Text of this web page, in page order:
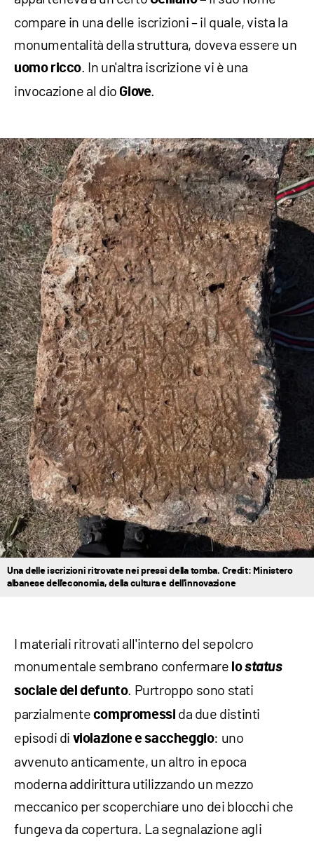
compare in una delle iscrizioni – il quale, vista la
monumentalità della struttura, doveva essere un
uomo ricco. In un'altra iscrizione vi è una
invocazione al dio Giove.
Una delle iscrizioni ritrovate nei pressi della tomba. Credit: Ministero
albanese dell'economia, della cultura e dell'innovazione
I materiali ritrovati all'interno del sepolcro
monumentale sembrano confermare lostatus
sociale del defunto. Purtroppo sono stati
parzialmente compromessi da due distinti
episodi di violazione e saccheggio: uno
avvenuto anticamente, un altro in epoca
moderna addirittura utilizzando un mezzo
meccanico per scoperchiare uno dei blocchi che
fungeva da copertura. La segnalazione agli